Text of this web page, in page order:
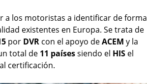
a los motoristas a identificar de forma
existentes en Europa. Se trata de
por DVR con el apoyo deACEM y la
total de 11 paísessiendo el HIS el
certificación.